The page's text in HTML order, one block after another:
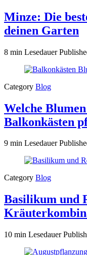
Minze: Die
deinen Garten
8 min Lesedauer
Category Blog
Welche
Balkonkästen
9 min Lesedauer
Category Blog
Basilikum und
10 min Lesedauer